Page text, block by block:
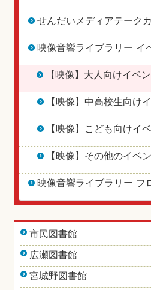
せんだいメディアテーク
映像音響ライブラリー イ
【映像】大人向けイベ
【映像】中高校生向け
【映像】こども向けイ
【映像】その他のイベ
映像音響ライブラリー フ
市民図書館
広瀬図書館
宮城野図書館